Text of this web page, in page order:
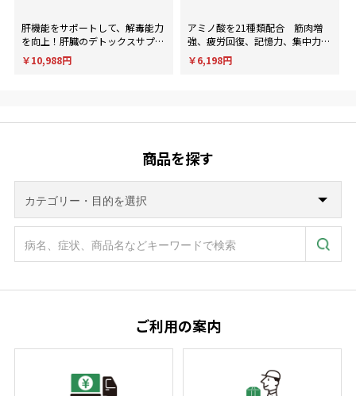
肝機能をサポートして、解毒能力
を向上！肝臓のデトックスサプリ
メント。
￥10,988円
アミノ酸を21種類配合 筋肉増
強、疲労回復、記憶力、集中力、
判断力など様々な用途に使用され
ます。
￥6,198円
商品を探す
ご利用の案内